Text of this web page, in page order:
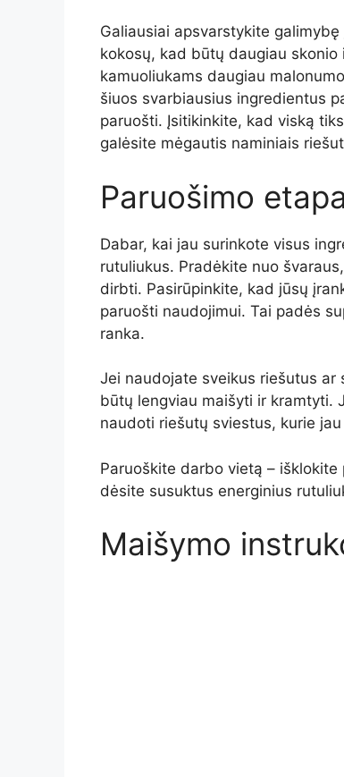
Galiausiai apsvarstykite
kokosų, kad būtų daugiau
kamuoliukams daugiau
šiuos svarbiausius ingredientus
paruošti. Įsitikinkite, kad viską
galėsite mėgautis naminiais
Paruošimo
Dabar, kai jau surinkote visus
rutuliukus. Pradėkite nuo
dirbti. Pasirūpinkite, kad jūsų
paruošti naudojimui. Tai padės
ranka.
Jei naudojate sveikus riešutus ar
būtų lengviau maišyti ir kramtyti.
naudoti riešutų sviestus, kurie
Paruoškite darbo vietą –
dėsite susuktus energinius
Maišymo